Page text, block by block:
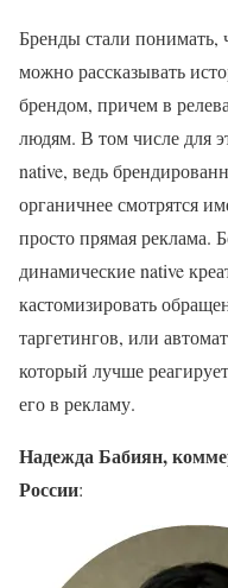
Бренды стали
можно рассказывать
брендом, причем в
людям. В том числе для
native, ведь
органичнее смотрятся
просто прямая реклама.
динамические native
кастомизировать
таргетингов, или
который лучше
его в рекламу.
Надежда Бабиян,
России: